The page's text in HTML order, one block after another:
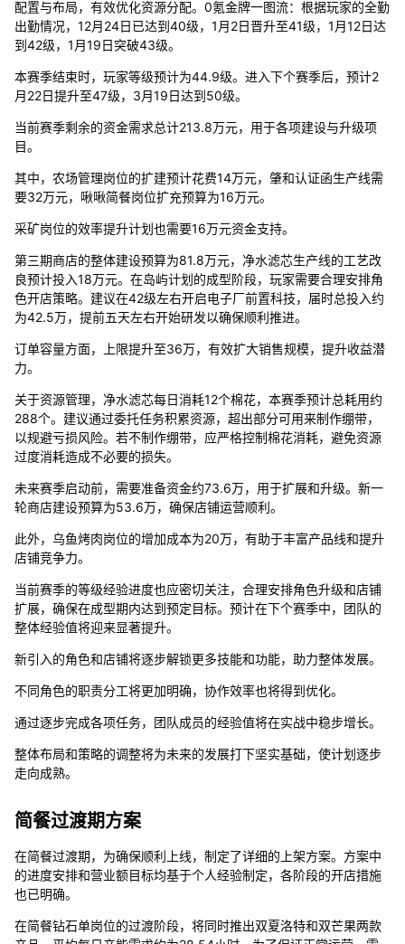
配置与布局，有效优化资源分配。0氪金牌一图流：根据玩家的全勤
出勤情况，12月24日已达到40级，1月2日晋升至41级，1月12日达
到42级，1月19日突破43级。
本赛季结束时，玩家等级预计为44.9级。进入下个赛季后，预计2
月22日提升至47级，3月19日达到50级。
当前赛季剩余的资金需求总计213.8万元，用于各项建设与升级项
目。
其中，农场管理岗位的扩建预计花费14万元，肇和认证函生产线需
要32万元，啾啾简餐岗位扩充预算为16万元。
采矿岗位的效率提升计划也需要16万元资金支持。
第三期商店的整体建设预算为81.8万元，净水滤芯生产线的工艺改
良预计投入18万元。在岛屿计划的成型阶段，玩家需要合理安排角
色开店策略。建议在42级左右开启电子厂前置科技，届时总投入约
为42.5万，提前五天左右开始研发以确保顺利推进。
订单容量方面，上限提升至36万，有效扩大销售规模，提升收益潜
力。
关于资源管理，净水滤芯每日消耗12个棉花，本赛季预计总耗用约
288个。建议通过委托任务积累资源，超出部分可用来制作绷带，
以规避亏损风险。若不制作绷带，应严格控制棉花消耗，避免资源
过度消耗造成不必要的损失。
未来赛季启动前，需要准备资金约73.6万，用于扩展和升级。新一
轮商店建设预算为53.6万，确保店铺运营顺利。
此外，乌鱼烤肉岗位的增加成本为20万，有助于丰富产品线和提升
店铺竞争力。
当前赛季的等级经验进度也应密切关注，合理安排角色升级和店铺
扩展，确保在成型期内达到预定目标。预计在下个赛季中，团队的
整体经验值将迎来显著提升。
新引入的角色和店铺将逐步解锁更多技能和功能，助力整体发展。
不同角色的职责分工将更加明确，协作效率也将得到优化。
通过逐步完成各项任务，团队成员的经验值将在实战中稳步增长。
整体布局和策略的调整将为未来的发展打下坚实基础，使计划逐步
走向成熟。
简餐过渡期方案
在简餐过渡期，为确保顺利上线，制定了详细的上架方案。方案中
的进度安排和营业额目标均基于个人经验制定，各阶段的开店措施
也已明确。
在简餐钻石单岗位的过渡阶段，将同时推出双夏洛特和双芒果两款